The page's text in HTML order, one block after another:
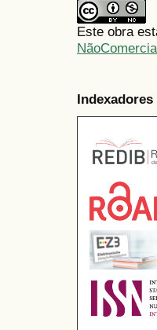
Este obra
Indexadores